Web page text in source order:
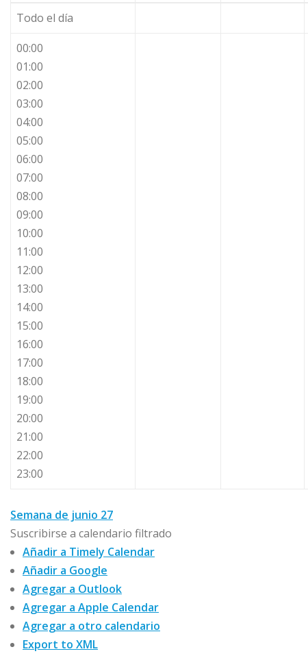
Todo el día
00:00
01:00
02:00
03:00
04:00
05:00
06:00
07:00
08:00
09:00
10:00
11:00
12:00
13:00
14:00
15:00
16:00
17:00
18:00
19:00
20:00
21:00
22:00
23:00
Semana de junio 27
Suscribirse a calendario filtrado
Añadir a Timely Calendar
Añadir a Google
Agregar a Outlook
Agregar a Apple Calendar
Agregar a otro calendario
Export to XML